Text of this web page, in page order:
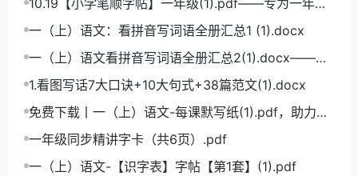
10.19【小学笔顺字帖】一年级(1).pdf——专为一年级
学生打造的笔顺练习宝典
一（上）语文：看拼音写词语全册汇总1 (1).docx
一（上）语文看拼音写词语全册汇总2(1).docx——小
学语文拼音学习的必备利器
1.看图写话7大口诀+10大句式+38篇范文(1).docx
免费下载丨一（上）语文-每课默写纸(1).pdf，助力小
学语文成绩飞跃
一年级同步精讲字卡（共6页）.pdf
一（上）语文-【识字表】字帖【第1套】(1).pdf